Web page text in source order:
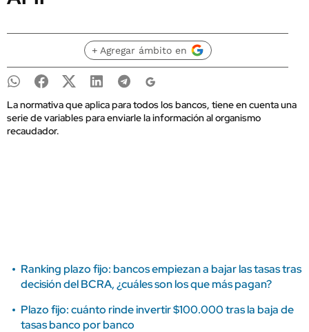
+ Agregar ámbito en
La normativa que aplica para todos los bancos, tiene en cuenta una
serie de variables para enviarle la información al organismo
recaudador.
Ranking plazo fijo: bancos empiezan a bajar las tasas tras
decisión del BCRA, ¿cuáles son los que más pagan?
Plazo fijo: cuánto rinde invertir $100.000 tras la baja de
tasas banco por banco